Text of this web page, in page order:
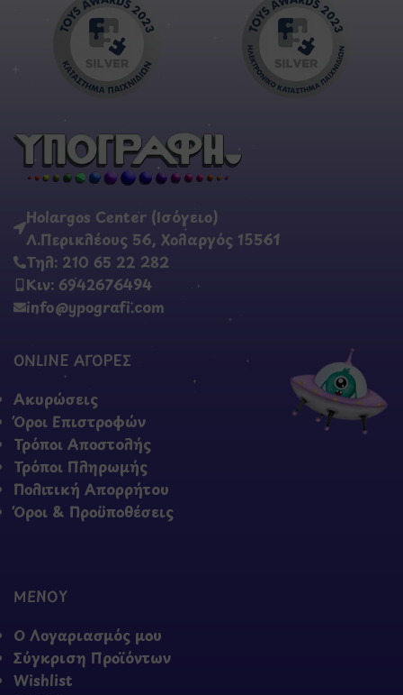
Holargos Center (Ισόγειο)
Λ.Περικλέους 56, Χολαργός 15561
Τηλ: 210 65 22 282
Κιν: 6942676494
info@ypografi.com
ONLINE ΑΓΟΡΕΣ
Ακυρώσεις
Όροι Επιστροφών
Τρόποι Αποστολής
Τρόποι Πληρωμής
Πολιτική Απορρήτου
Όροι & Προϋποθέσεις
ΜΕΝΟΥ
Ο Λογαριασμός μου
Σύγκριση Προϊόντων
Wishlist